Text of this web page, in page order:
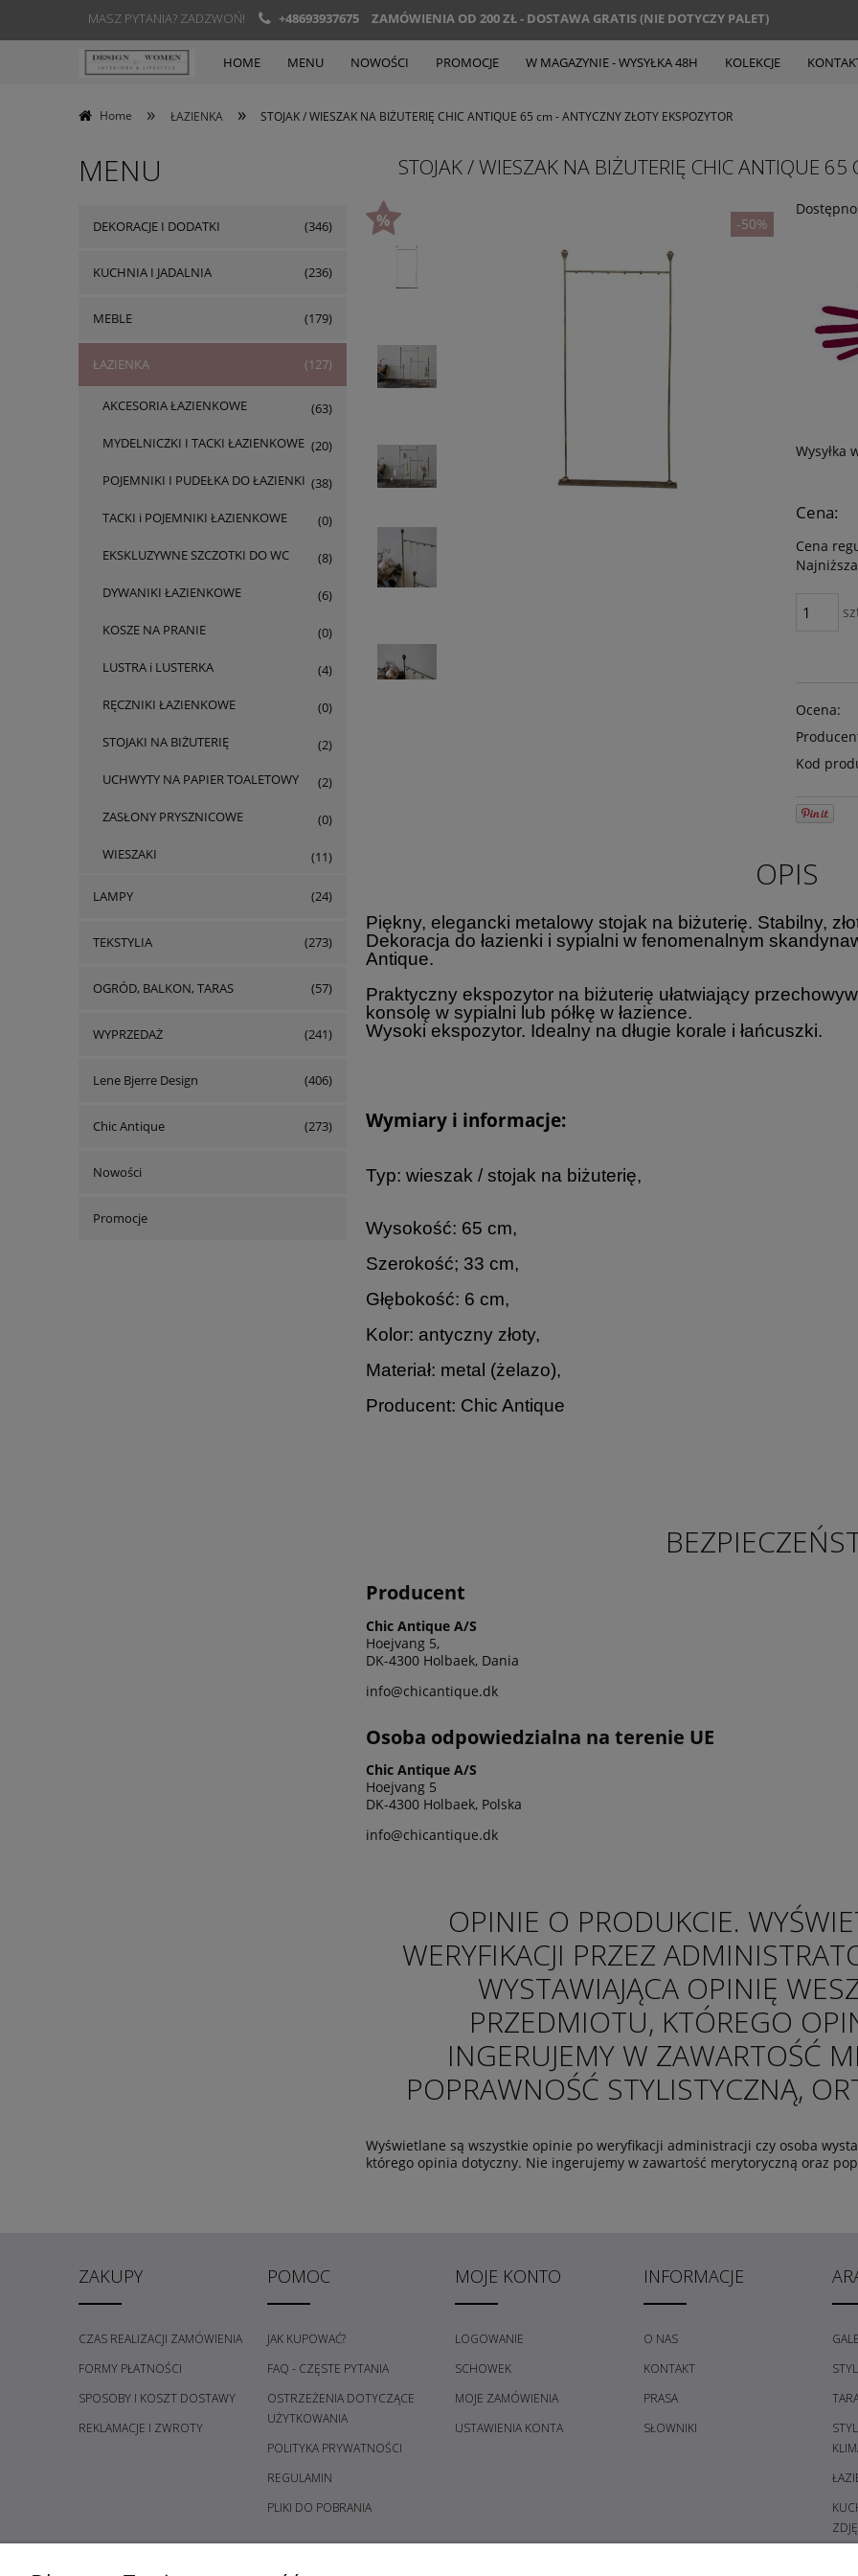
MASZ PYTANIA? ZADZWOŃ! +48693937675 ZAMÓWIENIA OD 200 ZŁ - DOSTAWA GRATIS (NIE DOTYCZY PALET)
HOME MENU NOWOŚCI PROMOCJE W MAGAZYNIE - WYSYŁKA 48H KOLEKCJE
Home » ŁAZIENKA » STOJAK / WIESZAK NA BIŻUTERIĘ CHIC ANTIQUE 65 cm - ANTYCZNY ZŁOTY EKSPOZYTOR
MENU
DEKORACJE I DODATKI (346)
KUCHNIA I JADALNIA (236)
MEBLE (179)
ŁAZIENKA (127)
AKCESORIA ŁAZIENKOWE (63)
MYDELNICZKI I TACKI ŁAZIENKOWE (20)
POJEMNIKI I PUDEŁKA DO ŁAZIENKI (38)
TACKI i POJEMNIKI ŁAZIENKOWE (0)
EKSKLUZYWNE SZCZOTKI DO WC (8)
DYWANIKI ŁAZIENKOWE (6)
KOSZE NA PRANIE (0)
LUSTRA i LUSTERKA (4)
RĘCZNIKI ŁAZIENKOWE (0)
STOJAKI NA BIŻUTERIĘ (2)
UCHWYTY NA PAPIER TOALETOWY (2)
ZASŁONY PRYSZNICOWE (0)
WIESZAKI (11)
LAMPY (24)
TEKSTYLIA (273)
OGRÓD, BALKON, TARAS (57)
WYPRZEDAŻ (241)
Lene Bjerre Design (406)
Chic Antique (273)
Nowości
Promocje
STOJAK / WIESZAK NA BIŻUTERIĘ CHIC ANTIQUE
-50%
Wysyłka
Cena:
Cena
Ocena:
Kod
OPIS
Piękny, elegancki metalowy stojak na biżuterię. Stabilny,
Dekoracja do łazienki i sypialni w fenomenalnym
Antique.
Praktyczny ekspozytor na biżuterię ułatwiający
konsolę w sypialni lub półkę w łazience.
Wysoki ekspozytor. Idealny na długie korale i łańcuszki.
Wymiary i informacje:
Typ: wieszak / stojak na biżuterię,
Wysokość: 65 cm,
Szerokość; 33 cm,
Głębokość: 6 cm,
Kolor: antyczny złoty,
Materiał: metal (żelazo),
Producent: Chic Antique
Producent
Chic Antique A/S
Hoejvang 5,
DK-4300 Holbaek, Dania
info@chicantique.dk
Osoba odpowiedzialna na terenie UE
Chic Antique A/S
Hoejvang 5
DK-4300 Holbaek, Polska
info@chicantique.dk
OPINIE O PRODUKCIE.
WERYFIKACJI PRZEZ
WYSTAWIAJĄCA OPINIĘ
PRZEDMIOTU, KTÓREGO
INGERUJEMY W ZAWARTOŚĆ
POPRAWNOŚĆ STYLISTYCZNĄ,
Wyświetlane są wszystkie opinie po weryfikacji administracji czy osoba
którego opinia dotyczny. Nie ingerujemy w zawartość merytoryczną oraz
ZAKUPY
CZAS REALIZACJI ZAMÓWIENIA
FORMY PŁATNOŚCI
SPOSOBY I KOSZT DOSTAWY
REKLAMACJE I ZWROTY
POMOC
JAK KUPOWAĆ?
FAQ - CZĘSTE PYTANIA
OSTRZEŻENIA DOTYCZĄCE
UŻYTKOWANIA
POLITYKA PRYWATNOŚCI
REGULAMIN
PLIKI DO POBRANIA
MOJE KONTO
LOGOWANIE
SCHOWEK
MOJE ZAMÓWIENIA
USTAWIENIA KONTA
INFORMACJE
O NAS
KONTAKT
PRASA
SŁOWNIKI